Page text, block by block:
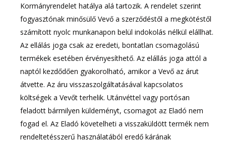
Kormányrendelet hatálya alá tartozik. A rendelet szerint
fogyasztónak minősülő Vevő a szerződéstől a megkötéstől
számított nyolc munkanapon belül indokolás nélkül elállhat.
Az ellálás joga csak az eredeti, bontatlan csomagolású
termékek esetében érvényesíthető. Az elállás joga attól a
naptól kezdődően gyakorolható, amikor a Vevő az árut
átvette. Az áru visszaszolgáltatásával kapcsolatos
költségek a Vevőt terhelik. Utánvéttel vagy portósan
feladott bármilyen küldeményt, csomagot az Eladó nem
fogad el. Az Eladó követelheti a visszaküldött termék nem
rendeltetésszerű használatából eredő kárának